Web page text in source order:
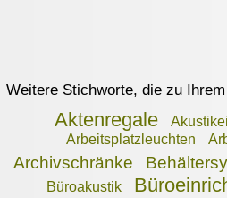
Weitere Stichworte, die zu
Aktenregale
Arbeitsplatzleuchten
Archivschränke
Büroakustik